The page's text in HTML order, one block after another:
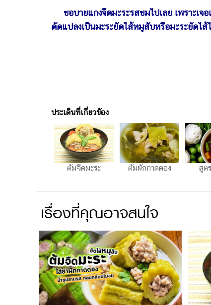
ขอบายแกงจืดมะระรสขมไปเลย เพราะเ
ดัดแปลงเป็นมะระยัดไส้หมูสับหรือมะระยัดไ
ประเด็นที่เกี่ยวข้อง
ต้มจืดมะระ ต้มผักกาดดอง สูต
เรื่องที่คุณอาจสนใจ